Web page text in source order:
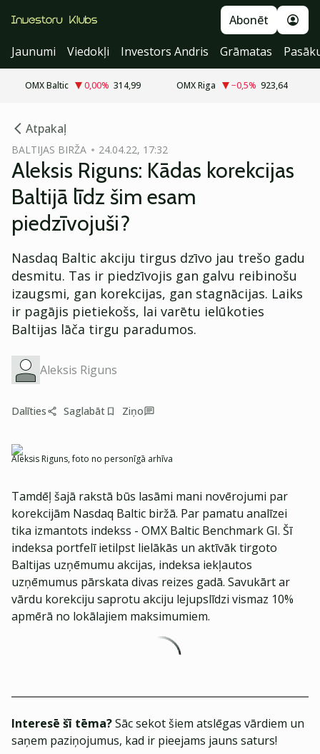
Abonēt
Jaunumi
Viedokļi Investors Andris Grāmatas
OMX Baltic 0,00% 314,99 OMX Riga −0,5% 923,64
Atpakaļ
BALTIJAS BIRŽA 24.04.22, 17:32
Aleksis Riguns: Kādas korekcijas
Baltijā līdz šim esam
piedzīvojuši?
Nasdaq Baltic akciju tirgus dzīvo jau trešo gadu
desmitu. Tas ir piedzīvojis gan galvu reibinošu
izaugsmi, gan korekcijas, gan stagnācijas. Laiks
ir pagājis pietiekošs, lai varētu ielūkoties
Baltijas lāča tirgu paradumos.
Aleksis Riguns
Dalīties Saglabāt Ziņo
Aleksis Riguns, foto no personīgā arhīva
Tamdēļ šajā rakstā būs lasāmi mani novērojumi par
korekcijām Nasdaq Baltic biržā. Par pamatu analīzei
tika izmantots indekss - OMX Baltic Benchmark GI. Šī
indeksa portfelī ietilpst lielākās un aktīvāk tirgoto
Baltijas uzņēmumu akcijas, indeksa iekļautos
uzņēmumus pārskata divas reizes gadā. Savukārt ar
vārdu korekciju saprotu akciju lejupslīdzi vismaz 10%
apmērā no lokālajiem maksimumiem.
Interesē šī tēma?Sāc sekot šiem atslēgas vārdiem un
saņem paziņojumus, kad ir pieejams jauns saturs!